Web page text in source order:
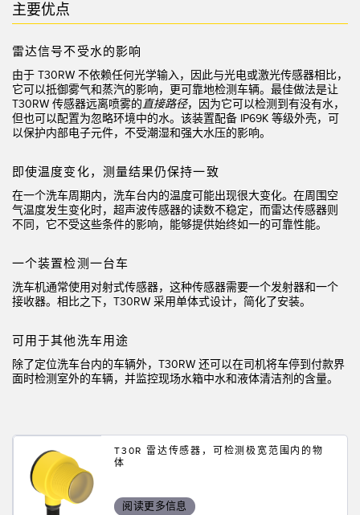
附件
附件
线缆
转换器
软件
传感器GUI软件
邦纳测量传感器软件
技术
带 IO-Link 的传感器
主要优点
雷达信号不受水的影响
由于 T30RW 不依赖任何光学输入，因此与光电或激光传感器相比，
它可以抵御雾气和蒸汽的影响，更可靠地检测车辆。最佳做法是让
T30RW 传感器远离喷雾的直接路径，因为它可以检测到有没有水，
但也可以配置为忽略环境中的水。该装置配备 IP69K 等级外壳，可
以保护内部电子元件，不受潮湿和强大水压的影响。
即使温度变化，测量结果仍保持一致
在一个洗车周期内，洗车台内的温度可能出现很大变化。在周围空
气温度发生变化时，超声波传感器的读数不稳定，而雷达传感器则
不同，它不受这些条件的影响，能够提供始终如一的可靠性能。
一个装置检测一台车
洗车机通常使用对射式传感器，这种传感器需要一个发射器和一个
接收器。相比之下，T30RW 采用单体式设计，简化了安装。
可用于其他洗车用途
除了定位洗车台内的车辆外，T30RW 还可以在司机将车停到付款界
面时检测室外的车辆，并监控现场水箱中水和液体清洁剂的含量。
T30R 雷达传感器，可检测极宽范围内的物
体
阅读更多信息